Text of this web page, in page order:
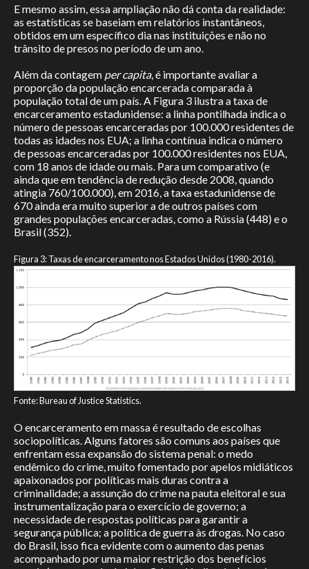
E mesmo assim, essa ampliação não dá conta da realidade:
as estatísticas se baseiam em relatórios instantâneos,
obtidos em um específico dia nas instituições e não no
trânsito de presos no período de um ano.
Além da contagem per capita, é importante avaliar a
proporção da população encarcerada comparada à
população total de um país. A Figura 3 ilustra a taxa de
encarceramento estadunidense: a linha pontilhada indica o
número de pessoas encarceradas por 100.000 residentes de
todas as idades nos EUA; a linha contínua indica o número
de pessoas encarceradas por 100.000 residentes nos EUA,
com 18 anos de idade ou mais. Para um comparativo (e
ainda que em tendência de redução desde 2008, quando
atingia 760/100.000), em 2016, a taxa estadunidense de
670 ainda era muito superior a de outros países com
grandes populações encarceradas, como a Rússia (448) e o
Brasil (352).
Figura 3: Taxas de encarceramento nos Estados Unidos (1980-2016).
Fonte: Bureau of Justice Statistics.
O encarceramento em massa é resultado de escolhas
sociopolíticas. Alguns fatores são comuns aos países que
enfrentam essa expansão do sistema penal: o medo
endêmico do crime, muito fomentado por apelos midiáticos
apaixonados por políticas mais duras contra a
criminalidade; a assunção do crime na pauta eleitoral e sua
instrumentalização para o exercício de governo; a
necessidade de respostas políticas para garantir a
segurança pública; a política de guerra às drogas. No caso
do Brasil, isso fica evidente com o aumento das penas
acompanhado por uma maior restrição dos benefícios